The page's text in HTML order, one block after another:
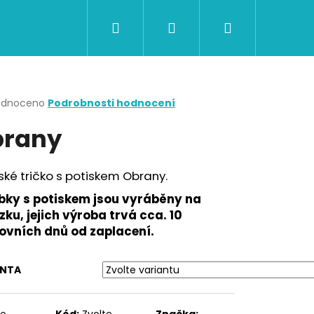
CERTIFIKÁTY A POUKAZY BAZAR
Přihlášení
Podrobnosti hodnocení
tričko s potiskem Obrany.
s potiskem jsou vyráběny na
jejich výroba trvá cca. 10
dnů od zaplacení.
Následující